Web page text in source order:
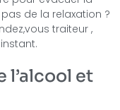
de la relaxation ?
traiteur ,
l’alcool et